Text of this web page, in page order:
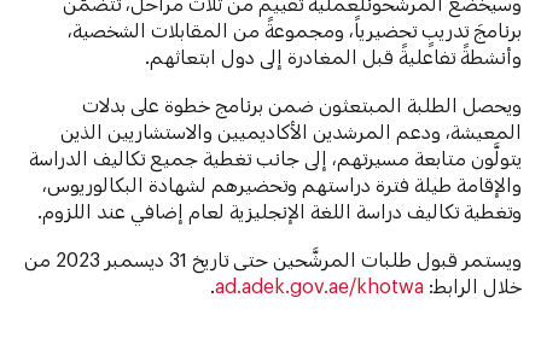
برنامجَ تدريبٍ تحضيرياً، ومجموعةً من المقابلات الشخصية،
وأنشطةً تفاعليةً قبل المغادرة إلى دول ابتعاثهم.
ويحصل الطلبة المبتعثون ضمن برنامج خطوة على بدلات
المعيشة، ودعم المرشدين الأكاديميين والاستشاريين الذين
يتولَّون متابعة مسيرتهم، إلى جانب تغطية جميع تكاليف الدراسة
والإقامة طيلة فترة دراستهم وتحضيرهم لشهادة البكالوريوس،
وتغطية تكاليف دراسة اللغة الإنجليزية لعام إضافي عند اللزوم.
ويستمر قبول طلبات المرشَّحين حتى تاريخ 31 ديسمبر 2023 من
خلال الرابط: ad.adek.gov.ae/khotwa
.